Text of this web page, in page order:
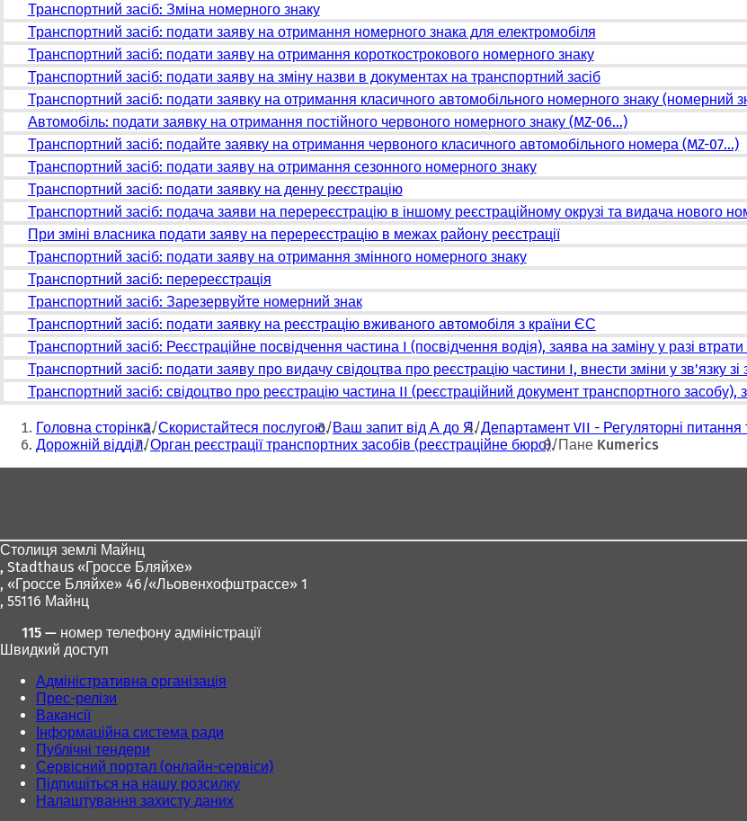
Транспортний засіб: Зміна номерного знаку
Транспортний засіб: подати заяву на отримання номерного знака для електромобіля
Транспортний засіб: подати заяву на отримання короткострокового номерного знаку
Транспортний засіб: подати заяву на зміну назви в документах на транспортний засіб
Транспортний засіб: подати заявку на отримання класичного автомобільного номерного знаку (номерний
Автомобіль: подати заявку на отримання постійного червоного номерного знаку (MZ-06...)
Транспортний засіб: подайте заявку на отримання червоного класичного автомобільного номера (MZ-07...)
Транспортний засіб: подати заяву на отримання сезонного номерного знаку
Транспортний засіб: подати заявку на денну реєстрацію
Транспортний засіб: подача заяви на перереєстрацію в іншому реєстраційному окрузі та видача нового
При зміні власника подати заяву на перереєстрацію в межах району реєстрації
Транспортний засіб: подати заяву на отримання змінного номерного знаку
Транспортний засіб: перереєстрація
Транспортний засіб: Зарезервуйте номерний знак
Транспортний засіб: подати заявку на реєстрацію вживаного автомобіля з країни ЄС
Транспортний засіб: Реєстраційне посвідчення частина I (посвідчення водія), заява на заміну у разі
Транспортний засіб: подати заяву про видачу свідоцтва про реєстрацію частини I, внести зміни у зв'язку
Транспортний засіб: свідоцтво про реєстрацію частина II (реєстраційний документ транспортного засобу),
Ти
тут:
Головна сторінка Скористайтеся послугою Ваш запит від А до Я Департамент VII - Регуляторні питання
Дорожній відділ Орган реєстрації транспортних засобів (реєстраційне бюро) Пане Kumerics
Столиця землі Майнц
, Stadthaus «Гроссе Бляйхе»
, «Гроссе Бляйхе» 46/«Льовенхофштрассе» 1
, 55116 Майнц
115 — номер телефону адміністрації
Швидкий доступ
Адміністративна організація
Прес-релізи
Вакансії
Інформаційна система ради
Публічні тендери
Сервісний портал (онлайн-сервіси)
Підпишіться на нашу розсилку
Налаштування захисту даних